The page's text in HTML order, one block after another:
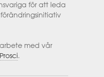
för att leda
med vår
Prosci.